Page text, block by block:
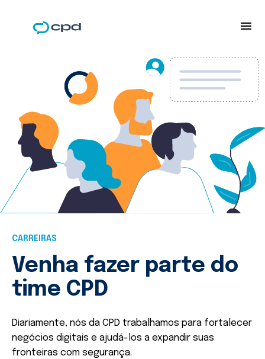
CARREIRAS
Venha fazer parte do
time CPD
Diariamente, nós da CPD trabalhamos para fortalecer
negócios digitais e ajudá-los a expandir suas
fronteiras com segurança.